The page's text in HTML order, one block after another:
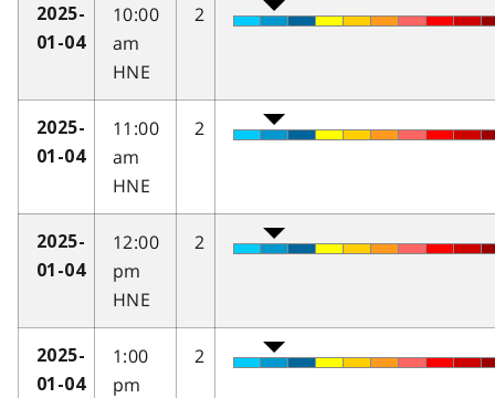
2025-
01-04
10:00
am
HNE
2
2025-
01-04
11:00
am
HNE
2
2025-
01-04
12:00
pm
HNE
2
2025-
01-04
1:00
pm
2